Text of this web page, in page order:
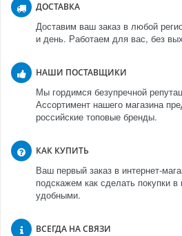
ДОСТАВКА
Доставим ваш заказ в любой
и день. Работаем для вас, без
НАШИ ПОСТАВЩИКИ
Мы гордимся безупречной
Ассортимент нашего магазина
российские топовые бренды.
КАК КУПИТЬ
Ваш первый заказ в интернет-
подскажем как сделать покупки
удобными.
ВСЕГДА НА СВЯЗИ